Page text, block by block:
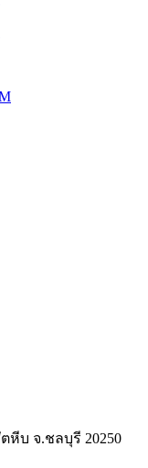
หีบ จ.ชลบุรี 20250